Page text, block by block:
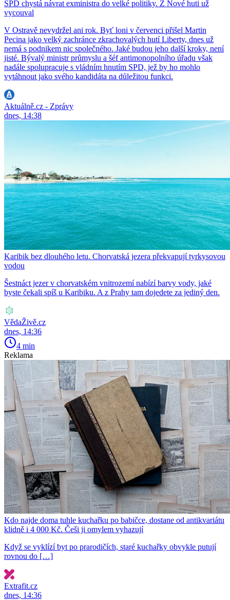
SPD chystá návrat exministra do velké politiky. Z Nové huti už
vycouval
V Ostravě nevydržel ani rok. Byť loni v červenci přišel Martin
Pecina jako velký zachránce zkrachovalých hutí Liberty, dnes už
nemá s podnikem nic společného. Jaké budou jeho další kroky, není
jisté. Bývalý ministr průmyslu a šéf antimonopolního úřadu však
nadále spolupracuje s vládním hnutím SPD, jež by ho mohlo
vytáhnout jako svého kandidáta na důležitou funkci.
Aktuálně.cz - Zprávy
dnes, 14:38
Karibik bez dlouhého letu. Chorvatská jezera překvapují tyrkysovou
vodou
Šestnáct jezer v chorvatském vnitrozemí nabízí barvy vody, jaké
byste čekali spíš u Karibiku. A z Prahy tam dojedete za jediný den.
VědaŽivě.cz
dnes, 14:36
4 min
Reklama
Kdo najde doma tuhle kuchařku po babičce, dostane od antikvariátu
klidně i 4 000 Kč. Češi ji omylem vyhazují
Když se vyklízí byt po prarodičích, staré kuchařky obvykle putují
rovnou do […]
Extrafit.cz
dnes, 14:36